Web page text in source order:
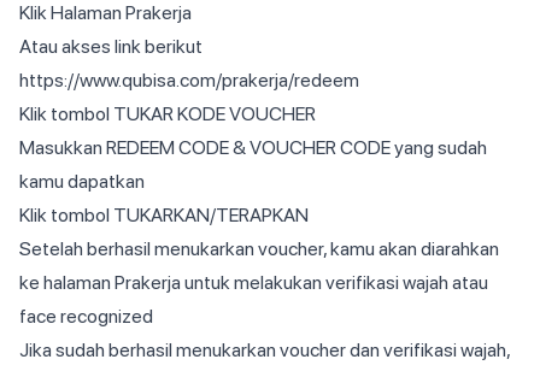
Klik Halaman Prakerja
Atau akses link berikut
https://www.qubisa.com/prakerja/redeem
Klik tombol TUKAR KODE VOUCHER
Masukkan REDEEM CODE & VOUCHER CODE yang sudah
kamu dapatkan
Klik tombol TUKARKAN/TERAPKAN
Setelah berhasil menukarkan voucher, kamu akan diarahkan
ke halaman Prakerja untuk melakukan verifikasi wajah atau
face recognized
Jika sudah berhasil menukarkan voucher dan verifikasi wajah,